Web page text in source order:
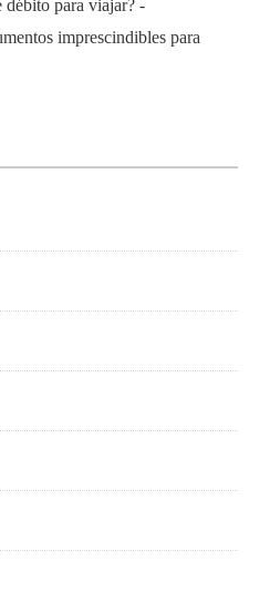
débito para viajar? -
imprescindibles para